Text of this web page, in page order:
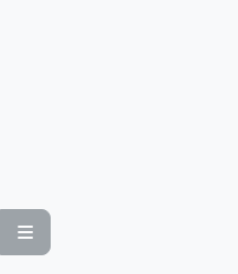
